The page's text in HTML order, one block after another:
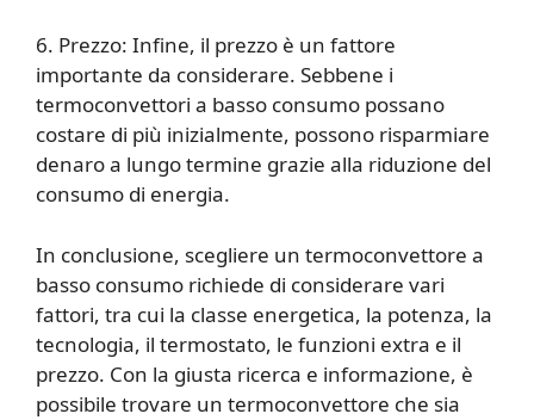
6. Prezzo: Infine, il prezzo è un fattore
importante da considerare. Sebbene i
termoconvettori a basso consumo possano
costare di più inizialmente, possono risparmiare
denaro a lungo termine grazie alla riduzione del
consumo di energia.
In conclusione, scegliere un termoconvettore a
basso consumo richiede di considerare vari
fattori, tra cui la classe energetica, la potenza, la
tecnologia, il termostato, le funzioni extra e il
prezzo. Con la giusta ricerca e informazione, è
possibile trovare un termoconvettore che sia